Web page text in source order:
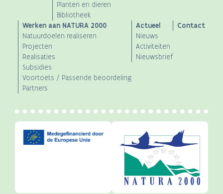
Planten en dieren
Bibliotheek
Werken aan NATURA 2000
Natuurdoelen realiseren
Projecten
Realisaties
Subsidies
Voortoets / Passende beoordeling
Partners
Actueel
Nieuws
Activiteiten
Nieuwsbrief
Contact